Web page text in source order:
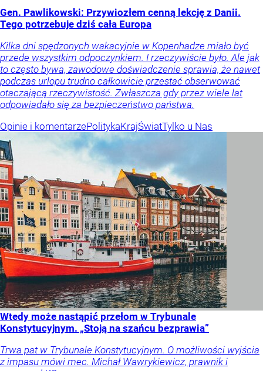
Gen. Pawlikowski: Przywiozłem cenną lekcję z Danii.
Tego potrzebuje dziś cała Europa
Kilka dni spędzonych wakacyjnie w Kopenhadze miało być
przede wszystkim odpoczynkiem. I rzeczywiście było. Ale jak
to często bywa, zawodowe doświadczenie sprawia, że nawet
podczas urlopu trudno całkowicie przestać obserwować
otaczającą rzeczywistość. Zwłaszcza gdy przez wiele lat
odpowiadało się za bezpieczeństwo państwa.
Opinie i komentarzePolitykaKrajŚwiatTylko u Nas
Wtedy może nastąpić przełom w Trybunale
Konstytucyjnym. „Stoją na szańcu bezprawia”
Trwa pat w Trybunale Konstytucyjnym. O możliwości wyjścia
z impasu mówi mec. Michał Wawrykiewicz, prawnik i